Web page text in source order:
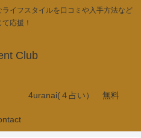
イフスタイルを口コミや入手方法など
応援！
Club
4uranai(４占い） 無料